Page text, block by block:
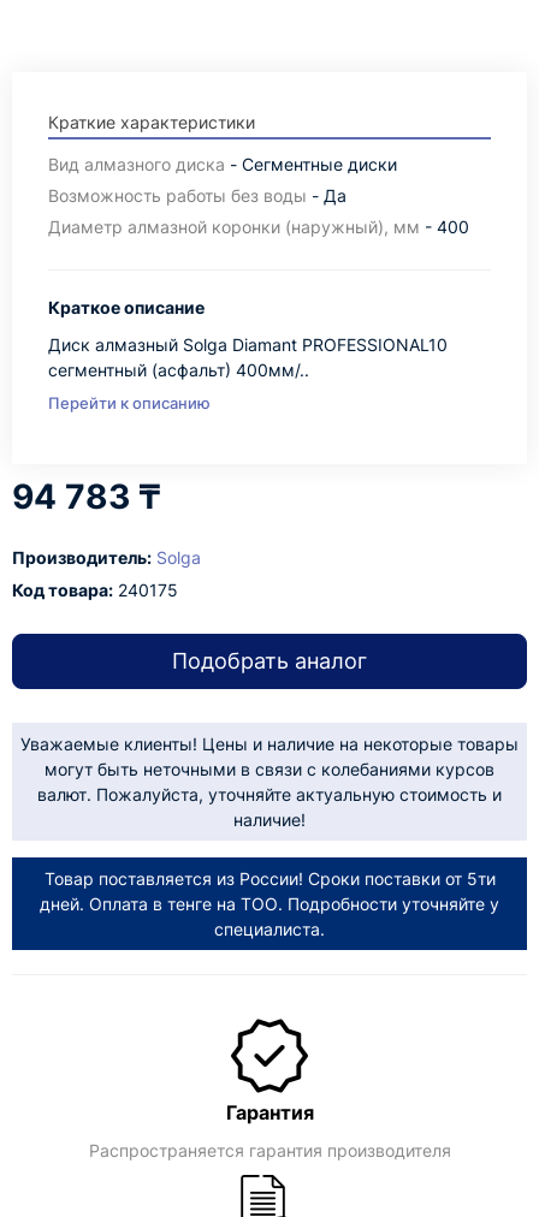
Краткие характеристики
Вид алмазного диска - Сегментные диски
Возможность работы без воды - Да
Диаметр алмазной коронки (наружный), мм - 400
Краткое описание
Диск алмазный Solga Diamant PROFESSIONAL10
сегментный (асфальт) 400мм/..
Перейти к описанию
94 783 ₸
Производитель: Solga
Код товара: 240175
Подобрать аналог
Уважаемые клиенты! Цены и наличие на некоторые товары
могут быть неточными в связи с колебаниями курсов
валют. Пожалуйста, уточняйте актуальную стоимость и
наличие!
Товар поставляется из России! Сроки поставки от 5ти
дней. Оплата в тенге на ТОО. Подробности уточняйте у
специалиста.
Гарантия
Распространяется гарантия производителя